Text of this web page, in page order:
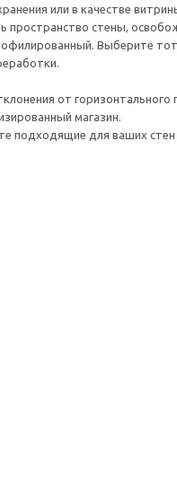
или в качестве
пространство стены,
Выберите
от горизонтального
магазин.
подходящие для ваших